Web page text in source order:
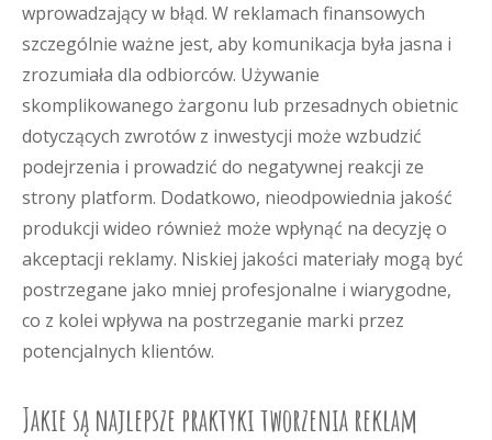
wprowadzający w błąd. W reklamach finansowych
szczególnie ważne jest, aby komunikacja była jasna i
zrozumiała dla odbiorców. Używanie
skomplikowanego żargonu lub przesadnych obietnic
dotyczących zwrotów z inwestycji może wzbudzić
podejrzenia i prowadzić do negatywnej reakcji ze
strony platform. Dodatkowo, nieodpowiednia jakość
produkcji wideo również może wpłynąć na decyzję o
akceptacji reklamy. Niskiej jakości materiały mogą być
postrzegane jako mniej profesjonalne i wiarygodne,
co z kolei wpływa na postrzeganie marki przez
potencjalnych klientów.
Jakie są najlepsze praktyki tworzenia reklam